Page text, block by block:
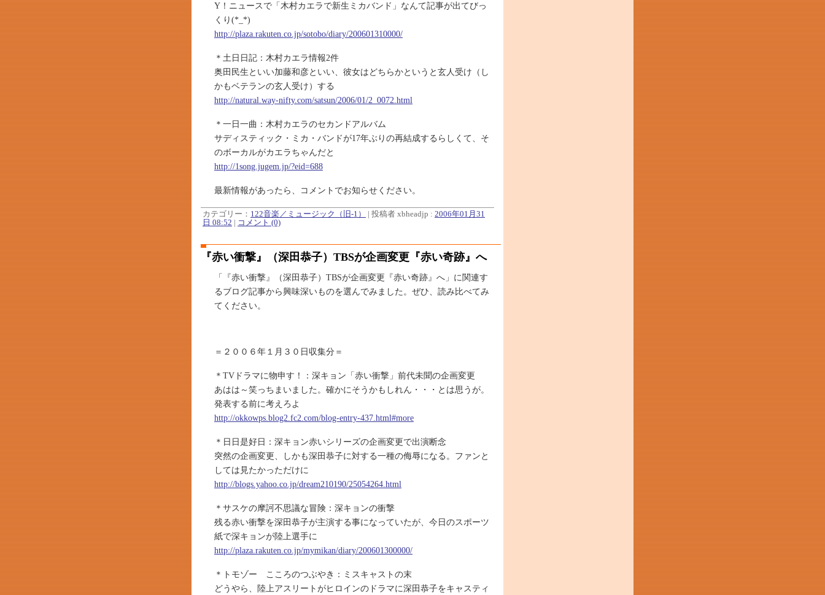
Y！ニュースで「木村カエラで新生ミカバンド」なんて記事が出てびっ
くり(*_*)
http://plaza.rakuten.co.jp/sotobo/diary/200601310000/
＊土日日記：木村カエラ情報2件
奥田民生といい加藤和彦といい、彼女はどちらかというと玄人受け（し
かもベテランの玄人受け）する
http://natural.way-nifty.com/satsun/2006/01/2_0072.html
＊一日一曲：木村カエラのセカンドアルバム
サディスティック・ミカ・バンドが17年ぶりの再結成するらしくて、そ
のボーカルがカエラちゃんだと
http://1song.jugem.jp/?eid=688
最新情報があったら、コメントでお知らせください。
カテゴリー： 122音楽／ミュージック（旧-1） | 投稿者 xbheadjp : 2006年01月31
日 08:52
コメント (0)
『赤い衝撃』（深田恭子）TBSが企画変更『赤い奇跡』へ
「『赤い衝撃』（深田恭子）TBSが企画変更『赤い奇跡』へ」に関連す
るブログ記事から興味深いものを選んでみました。ぜひ、読み比べてみ
てください。
＝２００６年１月３０日収集分＝
＊TVドラマに物申す！：深キョン「赤い衝撃」前代未聞の企画変更
あはは～笑っちまいました。確かにそうかもしれん・・・とは思うが。
発表する前に考えろよ
http://okkowps.blog2.fc2.com/blog-entry-437.html#more
＊日日是好日：深キョン赤いシリーズの企画変更で出演断念
突然の企画変更、しかも深田恭子に対する一種の侮辱になる。ファンと
しては見たかっただけに
http://blogs.yahoo.co.jp/dream210190/25054264.html
＊サスケの摩訶不思議な冒険：深キョンの衝撃
残る赤い衝撃を深田恭子が主演する事になっていたが、今日のスポーツ
紙で深キョンが陸上選手に
http://plaza.rakuten.co.jp/mymikan/diary/200601300000/
＊トモゾー こころのつぶやき：ミスキャストの末
どうやら、陸上アスリートがヒロインのドラマに深田恭子をキャスティ